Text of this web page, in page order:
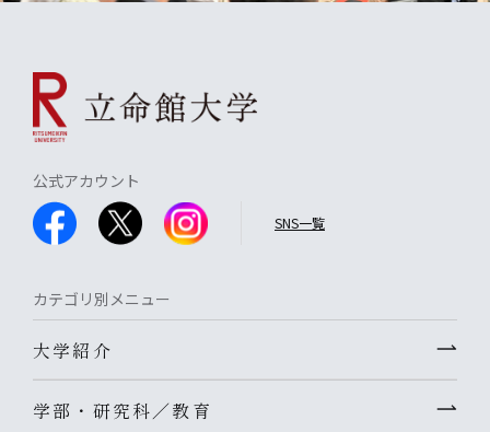
公式アカウント
SNS一覧
カテゴリ別メニュー
大学紹介
学部・研究科／教育